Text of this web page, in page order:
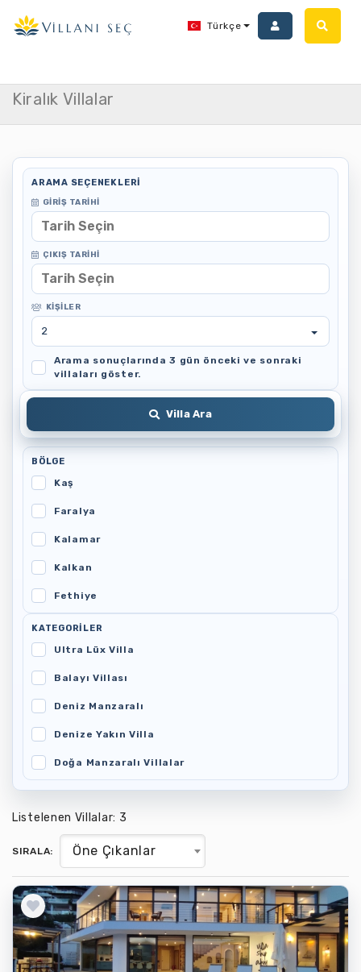
Türkçe
Kiralık Villalar
ARAMA SEÇENEKLERI
GIRIŞ TARIHI
ÇIKIŞ TARIHI
KIŞILER
2
Arama sonuçlarında 3 gün önceki ve sonraki
villaları göster.
BÖLGE
Kaş
Faralya
Kalamar
Kalkan
Fethiye
Patara
KATEGORILER
Ultra Lüx Villa
Balayı Villası
Deniz Manzaralı
Denize Yakın Villa
Doğa Manzaralı Villalar
Geniş Kapasiteli Villa
Hayvan Dostu Villa
Isıtmalı Havuzlu Villa
Jakuzili Villalar
Komşu Villalar
Merkeze Yakın Villa
Tam Korunaklı Villa
Villa Ara
Listelenen Villalar: 3
SIRALA: Öne Çıkanlar